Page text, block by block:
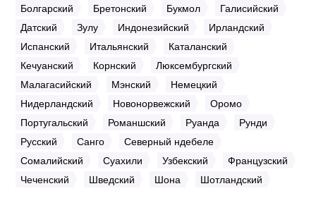
Болгарский
Бретонский Букмол
Галисийский
Датский
Зулу Индонезийский
Ирландский
Испанский
Итальянский
Каталанский
Кечуанский
Корнский
Люксембургский
Малагасийский
Мэнский
Немецкий
Нидерландский
Новонорвежский
Оромо
Португальский
Романшский Руанда
Рунди
Русский
Санго
Северный ндебеле
Сомалийский
Суахили Узбекский
Французский
Чеченский
Шведский Шона Шотландский